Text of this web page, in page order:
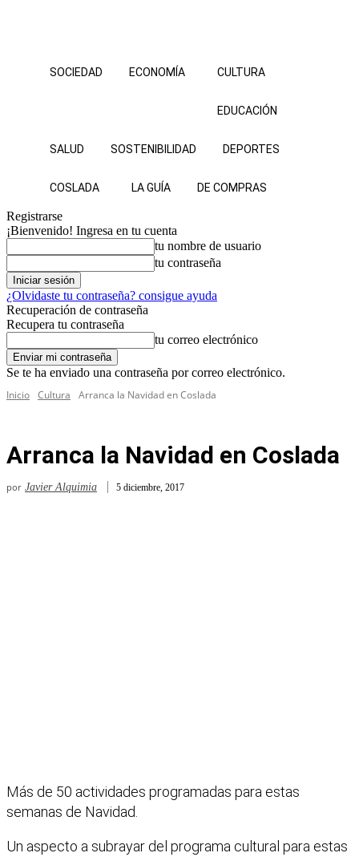
SOCIEDAD ECONOMÍA CULTURA
EDUCACIÓN
SALUD SOSTENIBILIDAD DEPORTES
COSLADA LA GUÍA DE COMPRAS
Registrarse
¡Bienvenido! Ingresa en tu cuenta
tu nombre de usuario
tu contraseña
¿Olvidaste tu contraseña? consigue ayuda
Recuperación de contraseña
Recupera tu contraseña
tu correo electrónico
Se te ha enviado una contraseña por correo electrónico.
Inicio Cultura Arranca la Navidad en Coslada
Arranca la Navidad en Coslada
por Javier Alquimia 5 diciembre, 2017
Más de 50 actividades programadas para estas
semanas de Navidad.
Un aspecto a subrayar del programa cultural para estas